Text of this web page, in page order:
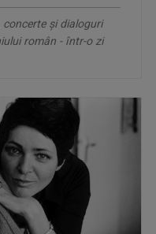
concerte și dialoguri
român - într-o zi